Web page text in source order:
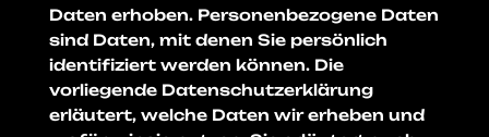
Daten erhoben. Personenbezogene Daten
sind Daten, mit denen Sie persönlich
identifiziert werden können. Die
vorliegende Datenschutzerklärung
erläutert, welche Daten wir erheben und